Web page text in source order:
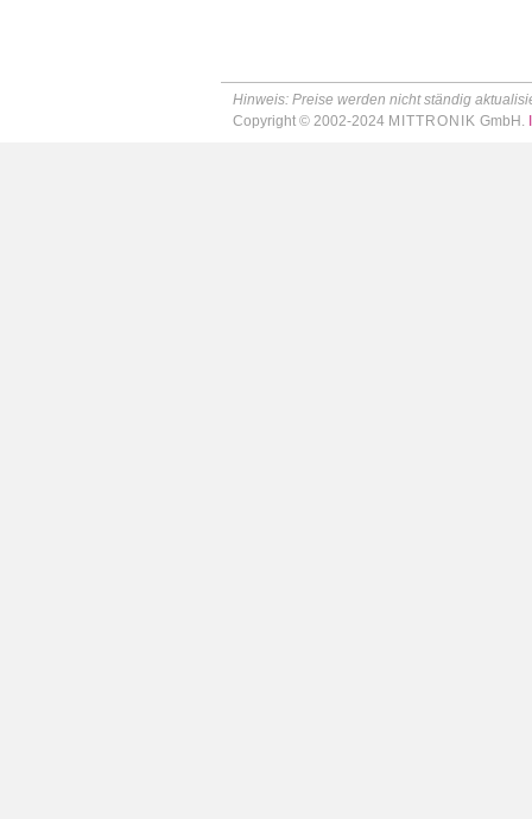
Hinweis: Preise werden nicht ständig
Copyright © 2002-2024 MITTRONIK GmbH.